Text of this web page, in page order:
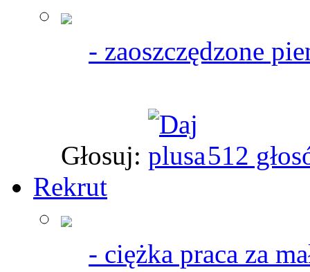
- zaoszczędzone
Głosuj:
512
Rekrut
- ciężka praca za